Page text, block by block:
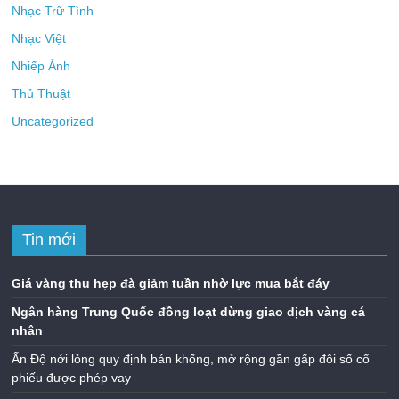
Nhạc Trữ Tình
Nhạc Việt
Nhiếp Ảnh
Thủ Thuật
Uncategorized
Tin mới
Giá vàng thu hẹp đà giảm tuần nhờ lực mua bắt đáy
Ngân hàng Trung Quốc đồng loạt dừng giao dịch vàng cá
nhân
Ấn Độ nới lỏng quy định bán khống, mở rộng gần gấp đôi số cổ
phiếu được phép vay